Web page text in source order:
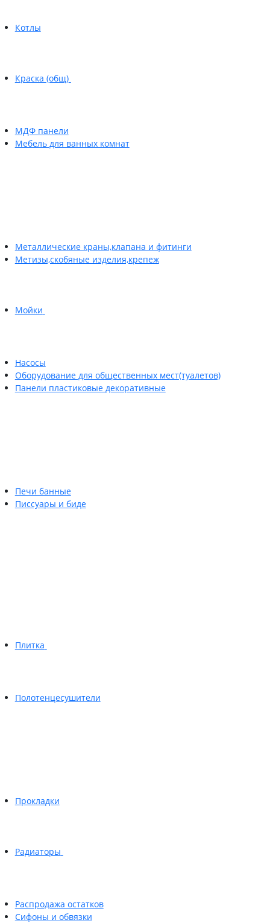
Котлы
Краска (общ)
МДФ панели
Мебель для ванных комнат
Металлические краны,клапана и фитинги
Метизы,скобяные изделия,крепеж
Мойки
Насосы
Оборудование для общественных мест(туалетов)
Панели пластиковые декоративные
Печи банные
Писсуары и биде
Плитка
Полотенцесушители
Прокладки
Радиаторы
Распродажа остатков
Сифоны и обвязки